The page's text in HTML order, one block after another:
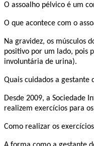
O assoalho pélvico é um
O que acontece com o
Na gravidez, os músculos
positivo por um lado, pois
involuntária de urina).
Quais cuidados a gestante
Desde 2009, a Sociedade
realizem exercícios para
Como realizar os